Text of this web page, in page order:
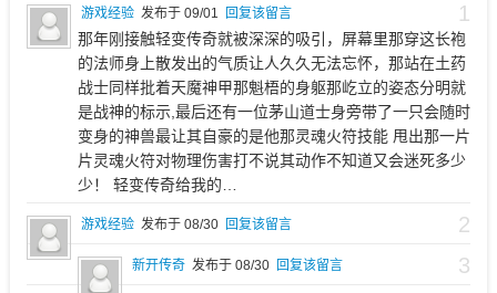
1
游戏经验 发布于 09/01 回复该留言
那年刚接触轻变传奇就被深深的吸引，屏幕里那穿这长袍
的法师身上散发出的气质让人久久无法忘怀，那站在土药
战士同样批着天魔神甲那魁梧的身躯那屹立的姿态分明就
是战神的标示,最后还有一位茅山道士身旁带了一只会随时
变身的神兽最让其自豪的是他那灵魂火符技能 甩出那一片
片灵魂火符对物理伤害打不说其动作不知道又会迷死多少
少！ 轻变传奇给我的…
2
游戏经验 发布于 08/30 回复该留言
3
新开传奇 发布于 08/30 回复该留言